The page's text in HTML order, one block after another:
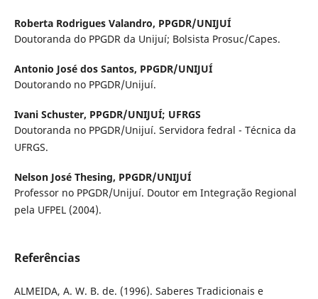
Roberta Rodrigues Valandro, PPGDR/UNIJUÍ
Doutoranda do PPGDR da Unijuí; Bolsista Prosuc/Capes.
Antonio José dos Santos, PPGDR/UNIJUÍ
Doutorando no PPGDR/Unijuí.
Ivani Schuster, PPGDR/UNIJUÍ; UFRGS
Doutoranda no PPGDR/Unijuí. Servidora fedral - Técnica da
UFRGS.
Nelson José Thesing, PPGDR/UNIJUÍ
Professor no PPGDR/Unijuí. Doutor em Integração Regional
pela UFPEL (2004).
Referências
ALMEIDA, A. W. B. de. (1996). Saberes Tradicionais e